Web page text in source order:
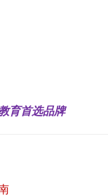
育首选品牌